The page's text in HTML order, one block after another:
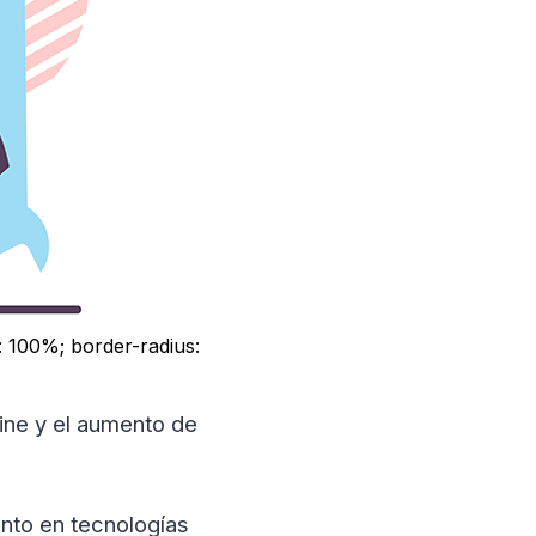
border-radius:
y el aumento de
en tecnologías